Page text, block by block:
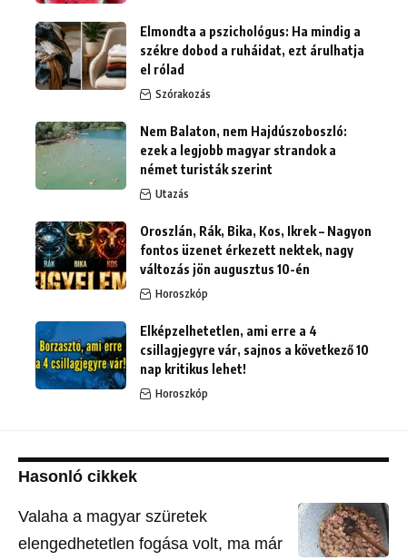
Elmondta a pszichológus: Ha mindig a
székre dobod a ruháidat, ezt árulhatja
el rólad
Szórakozás
Nem Balaton, nem Hajdúszoboszló:
ezek a legjobb magyar strandok a
német turisták szerint
Utazás
Oroszlán, Rák, Bika, Kos, Ikrek – Nagyon
fontos üzenet érkezett nektek, nagy
változás jön augusztus 10-én
Horoszkóp
Elképzelhetetlen, ami erre a 4
csillagjegyre vár, sajnos a következő 10
nap kritikus lehet!
Horoszkóp
Hasonló cikkek
Valaha a magyar szüretek
elengedhetetlen fogása volt, ma már